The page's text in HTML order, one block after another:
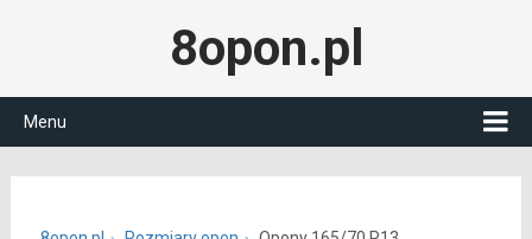
8opon.pl
Menu